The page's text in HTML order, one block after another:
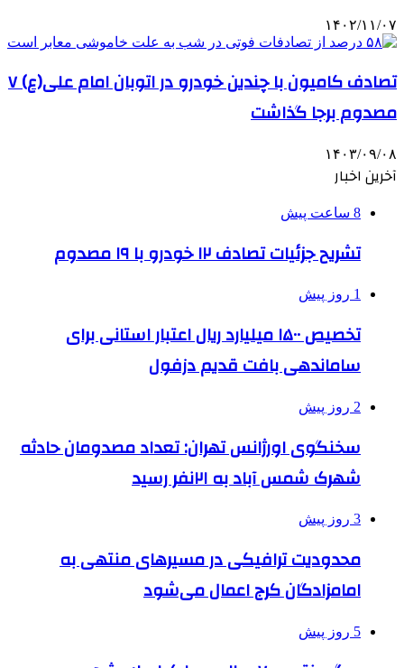
۱۴۰۲/۱۱/۰۷
تصادف کامیون با چندین خودرو در اتوبان امام علی(ع) ۷
مصدوم برجا گذاشت
۱۴۰۳/۰۹/۰۸
آخرین اخبار
8 ساعت پیش
تشریح جزئیات تصادف ۱۲ خودرو با ۱۹ مصدوم
1 روز پیش
تخصیص ۱۵۰۰ میلیارد ریال اعتبار استانی برای
ساماندهی بافت قدیم دزفول
2 روز پیش
سخنگوی اورژانس تهران: تعداد مصدومان حادثه
شهرک شمس آباد به ۲۱نفر رسید
3 روز پیش
محدودیت ترافیکی در مسیرهای منتهی به
امامزادگان کرج اعمال می‌شود
5 روز پیش